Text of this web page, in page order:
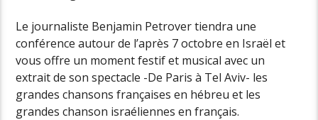
Le journaliste Benjamin Petrover tiendra une
conférence autour de l’après 7 octobre en Israël et
vous offre un moment festif et musical avec un
extrait de son spectacle -De Paris à Tel Aviv- les
grandes chansons françaises en hébreu et les
grandes chanson israéliennes en français.